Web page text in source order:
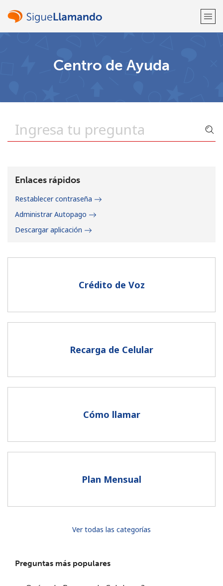
Un caracter especial
Al abrir una cuenta en este sitio web, estoy de acuerdo con
Centro de Ayuda
Crédito de Voz
Recarga de Celular
Cómo llamar
Plan Mensual
Ver todas las categorías
Preguntas más populares
Enlaces rápidos
Restablecer contraseña
Administrar Autopago
Descargar aplicación